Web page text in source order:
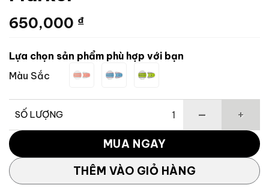
650,000 ₫
Lựa chọn sản phẩm phù hợp với bạn
Màu Sắc
SỐ LƯỢNG
Dụng Cụ Đánh Dấu Bóng Golf TAYLORMADE Tour
THÊM VÀO GIỎ HÀNG
MUA NGAY